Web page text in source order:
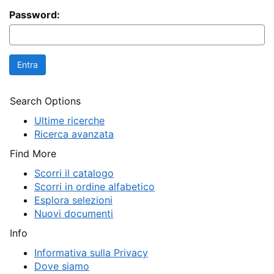
Password:
Search Options
Ultime ricerche
Ricerca avanzata
Find More
Scorri il catalogo
Scorri in ordine alfabetico
Esplora selezioni
Nuovi documenti
Info
Informativa sulla Privacy
Dove siamo